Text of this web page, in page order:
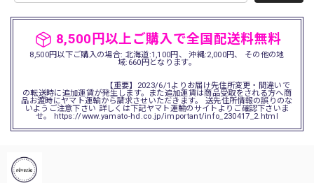
8,500円以上ご購入で全国配送料無料
8,500円以下ご購入の場合: 北海道:1,100円、 沖縄:2,000円、 その他の地
域:660円となります。
【重要】2023/6/1よりお届け先住所変更・間違いで
の転送時に追加運賃が発生します。また追加運賃は商品受取をされる方へ商
品お渡時にヤマト運輸から請求させいただきます。 送先住所情報の誤りのな
いようご注意下さい 詳しくは下記ヤマト運輸のサイトよりご確認下さいま
せ。 https://www.yamato-hd.co.jp/important/info_230417_2.html